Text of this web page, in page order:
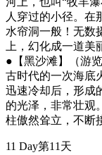
人穿过的小径。在
水帘洞一般！无数
上，幻化成一道美
●【黑沙滩】（游
古时代的一次海底
迅速冷却后，形成
的光泽，非常壮观
柱傲然耸立，不断
11 Day第11天